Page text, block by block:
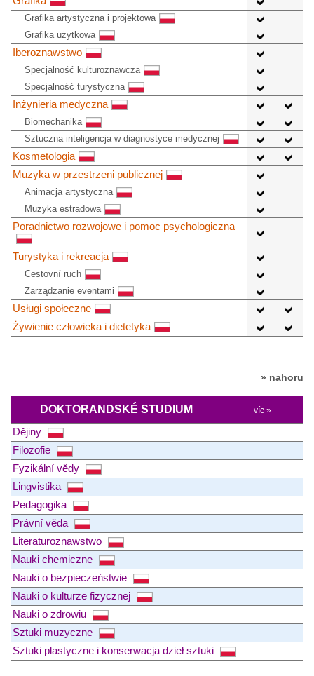
Grafika artystyczna i projektowa
Grafika użytkowa
Iberoznawstwo
Specjalność kulturoznawcza
Specjalność turystyczna
Inżynieria medyczna
Biomechanika
Sztuczna inteligencja w diagnostyce medycznej
Kosmetologia
Muzyka w przestrzeni publicznej
Animacja artystyczna
Muzyka estradowa
Poradnictwo rozwojowe i pomoc psychologiczna
Turystyka i rekreacja
Cestovní ruch
Zarządzanie eventami
Usługi społeczne
Żywienie człowieka i dietetyka
» nahoru
DOKTORANDSKÉ STUDIUM víc »
Dějiny
Filozofie
Fyzikální vědy
Lingvistika
Pedagogika
Právní věda
Literaturoznawstwo
Nauki chemiczne
Nauki o bezpieczeństwie
Nauki o kulturze fizycznej
Nauki o zdrowiu
Sztuki muzyczne
Sztuki plastyczne i konserwacja dzieł sztuki